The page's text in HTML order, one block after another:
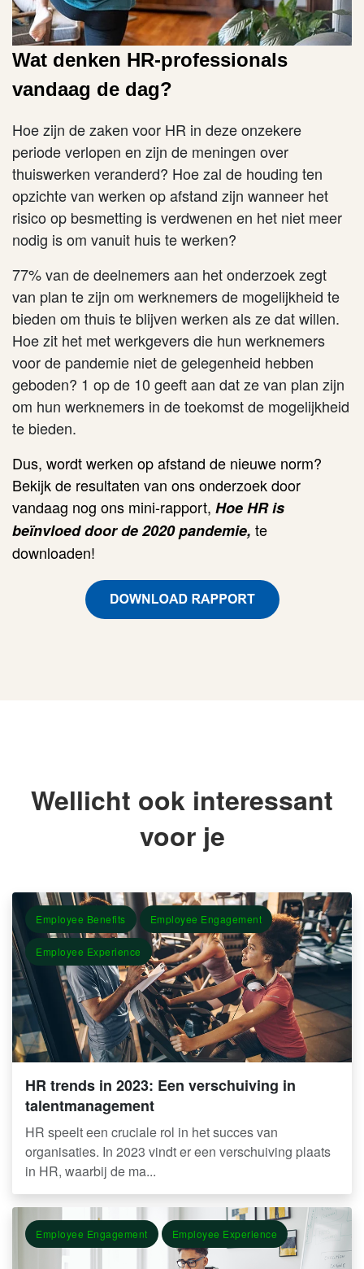
Wat denken HR-professionals
vandaag de dag?
Hoe zijn de zaken voor HR in deze onzekere
periode verlopen en zijn de meningen over
thuiswerken veranderd? Hoe zal de houding ten
opzichte van werken op afstand zijn wanneer het
risico op besmetting is verdwenen en het niet meer
nodig is om vanuit huis te werken?
77% van de deelnemers aan het onderzoek zegt
van plan te zijn om werknemers de mogelijkheid te
bieden om thuis te blijven werken als ze dat willen.
Hoe zit het met werkgevers die hun werknemers
voor de pandemie niet de gelegenheid hebben
geboden? 1 op de 10 geeft aan dat ze van plan zijn
om hun werknemers in de toekomst de mogelijkheid
te bieden.
Dus, wordt werken op afstand de nieuwe norm?
Bekijk de resultaten van ons onderzoek door
vandaag nog ons mini-rapport, Hoe HR is
beïnvloed door de 2020 pandemie, te
downloaden!
Wellicht ook interessant
voor je
Employee Benefits Employee Engagement
Employee Experience
HR trends in 2023: Een verschuiving in
talentmanagement
HR speelt een cruciale rol in het succes van
organisaties. In 2023 vindt er een verschuiving plaats
in HR, waarbij de ma...
Employee Engagement Employee Experience